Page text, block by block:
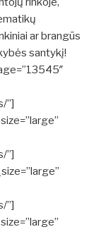
ar brangūs
santykį!
”]
”]
”]